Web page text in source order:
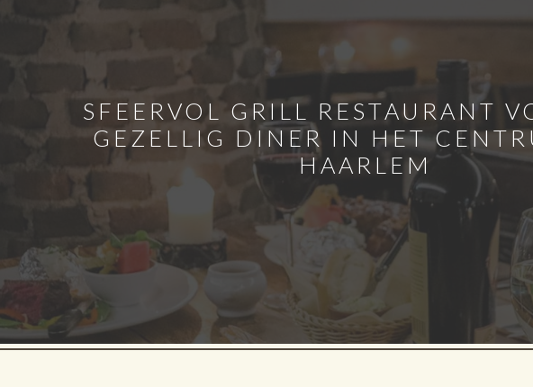
SFEERVOL GRILL RESTAURANT
GEZELLIG DINER IN HET
HAARLEM